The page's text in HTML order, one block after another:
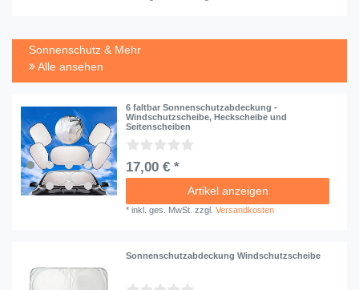
Sonnenschutz & Mehr
Alle ansehen
6 faltbar Sonnenschutzabdeckung -
Windschutzscheibe, Heckscheibe und
Seitenscheiben
17,00 € *
Artikel anzeigen
*inkl. ges. MwSt. zzgl.Versandkosten
Sonnenschutzabdeckung Windschutzscheibe